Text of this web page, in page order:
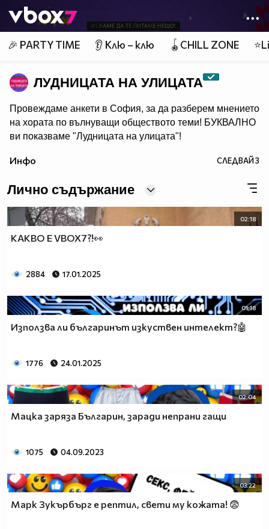
👾
🎉 PARTY TIME 👂 Клю – клю 🪀CHILL ZONE
ЛУДНИЦАТА НА УЛИЦАТА
Провеждаме анкети в София, за да разберем мнението
на хората по вълнуващи обществото теми! БУКВАЛНО
ви показваме "Лудницата на улицата"!
Инфо СЛЕДВАЙ3
Лично съдържание
02:18
КАКВО Е VBOX7?!👀
2884 17.01.2025
01:18
Използва ли българинът изкуствен интелект?🤖
1776 24.01.2025
02:04
Мацка заряза Българин, заради непрани гащи
1075 04.09.2023
03:22
Марк Зукърбърг е рептил, свети му кожата! 😨